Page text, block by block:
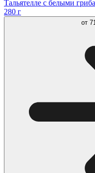
Тальятелле с белыми
280 г
от